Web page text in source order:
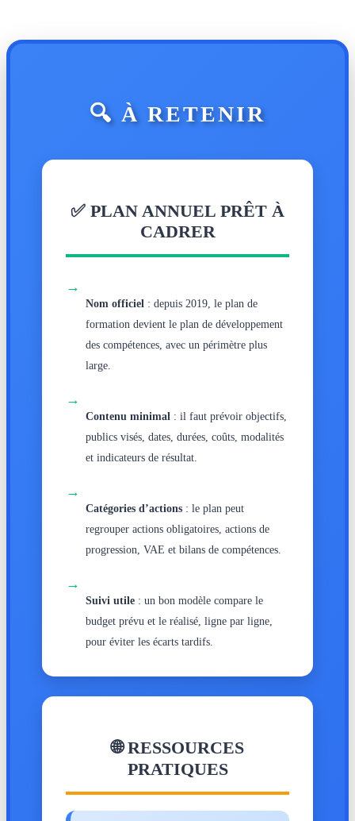
🔍 À RETENIR
✅ PLAN ANNUEL PRÊT À
CADRER
→
Nom officiel : depuis 2019, le plan de
formation devient le plan de développement
des compétences, avec un périmètre plus
large.
→
Contenu minimal : il faut prévoir objectifs,
publics visés, dates, durées, coûts, modalités
et indicateurs de résultat.
→
Catégories d’actions : le plan peut
regrouper actions obligatoires, actions de
progression, VAE et bilans de compétences.
→
Suivi utile : un bon modèle compare le
budget prévu et le réalisé, ligne par ligne,
pour éviter les écarts tardifs.
🌐 RESSOURCES
PRATIQUES